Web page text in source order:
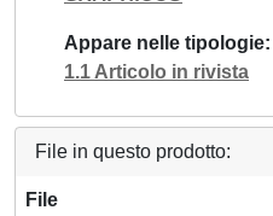
Appare nelle tipologie
1.1 Articolo in rivista
File in questo prodotto:
File